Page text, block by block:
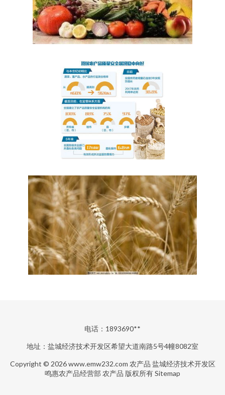
电话：1893690**
地址：盐城经济技术开发区希望大道南路5号4幢8082室
Copyright © 2026www.emw232.com 农产品 盐城经济技术开发区
鸣惠农产品经营部 农产品 版权所有Sitemap